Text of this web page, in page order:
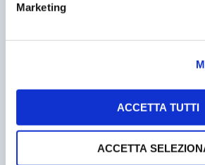
Marketing
ACCETTA TUTTI
ACCETTA
MADRID, ARRIVANO I
14/05/2014